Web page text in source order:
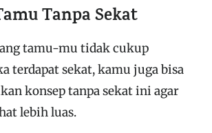
Tanpa Sekat
tamu-mu tidak cukup
terdapat sekat, kamu juga bisa
konsep tanpa sekat ini agar
lebih luas.